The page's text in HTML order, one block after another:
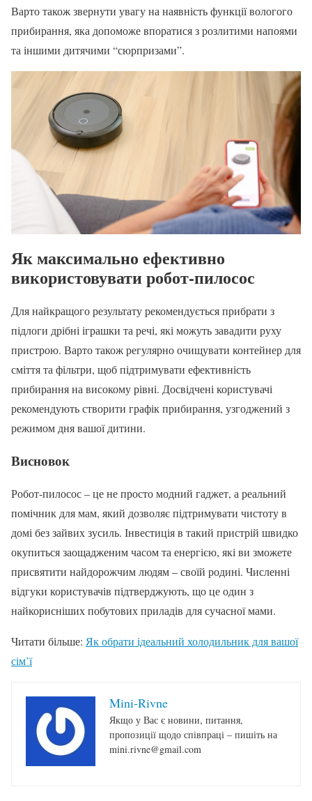
Варто також звернути увагу на наявність функції вологого
прибирання, яка допоможе впоратися з розлитими напоями
та іншими дитячими “сюрпризами”.
Як максимально ефективно
використовувати робот-пилосос
Для найкращого результату рекомендується прибрати з
підлоги дрібні іграшки та речі, які можуть завадити руху
пристрою. Варто також регулярно очищувати контейнер для
сміття та фільтри, щоб підтримувати ефективність
прибирання на високому рівні. Досвідчені користувачі
рекомендують створити графік прибирання, узгоджений з
режимом дня вашої дитини.
Висновок
Робот-пилосос – це не просто модний гаджет, а реальний
помічник для мам, який дозволяє підтримувати чистоту в
домі без зайвих зусиль. Інвестиція в такий пристрій швидко
окупиться заощадженим часом та енергією, які ви зможете
присвятити найдорожчим людям – своїй родині. Численні
відгуки користувачів підтверджують, що це один з
найкорисніших побутових приладів для сучасної мами.
Читати більше: Як обрати ідеальний холодильник для вашої
сім’ї
Mini-Rivne
Якщо у Вас є новини, питання,
пропозиції щодо співпраці – пишіть на
mini.rivne@gmail.com